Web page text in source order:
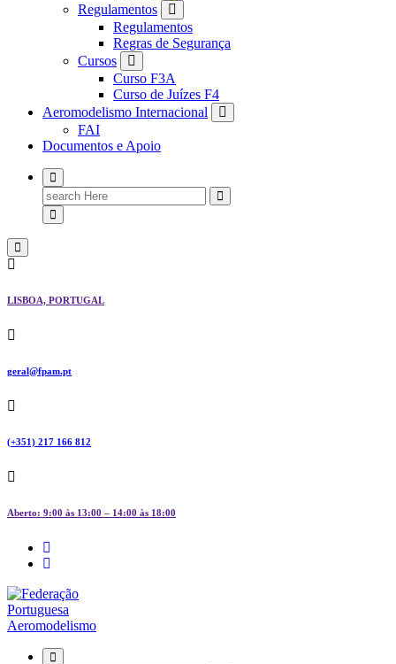
Regulamentos
Regulamentos
Regras de Segurança
Cursos
Curso F3A
Curso de Juízes F4
Aeromodelismo Internacional
FAI
Documentos e Apoio
Search
for:
LISBOA, PORTUGAL
geral@fpam.pt
(+351) 217 166 812
Aberto: 9:00 às 13:00 – 14:00 às 18:00
FPAM